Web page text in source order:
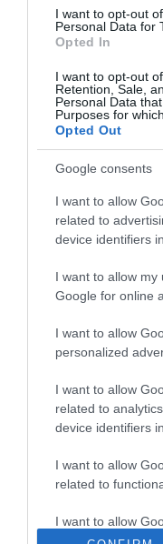
I want to opt-out
Personal Data for
Opted In
I want to opt-out
Retention, Sale,
Personal Data
Purposes for
Opted Out
Google consents
I want to allow
related to
device identifiers
I want to allow
Google for online
I want to allow
personalized
I want to allow
related to
device identifiers
I want to allow
related to
I want to allow
related to
ΡΟΗ
Το
από την ΕΕ έργο
Gaming Police”
ενισχύει την
των παιδιών στο
διαδίκτυο
31.07.2026
ΑΑΔΕ: Διευκρινίσεις
για τα πρόστιμα σε
αφορούν τους ΦΗΜ
Σ. Καλαφάτης: «Η
Τεχνητή Νοημοσύνη
δεν είναι απλώς μια
μια νέα βιομηχανική
επανάσταση»
Νέος οδηγός του
των ελληνικών